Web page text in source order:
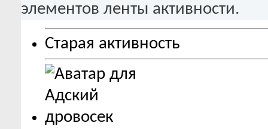
элементов ленты активности.
Старая активность